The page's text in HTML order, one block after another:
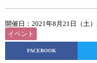
開催日：2021年8月21日（土）
イベント
FACEBOOK